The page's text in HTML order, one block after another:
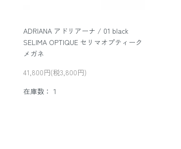
ADRIANA アドリアーナ / 01 black
SELIMA OPTIQUE セリマオプティーク
メガネ
41,800円(税3,800円)
在庫数：１